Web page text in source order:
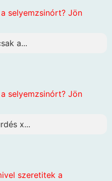
selyemzsinórt? Jön
a...
selyemzsinórt? Jön
x...
szeretitek a